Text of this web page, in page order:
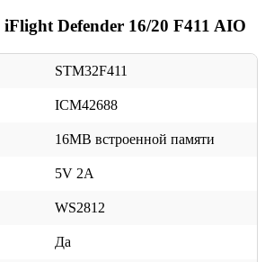
Defender 16/20 F411 AIO
STM32F411
ICM42688
16MB встроенной памяти
5V 2A
WS2812
Да